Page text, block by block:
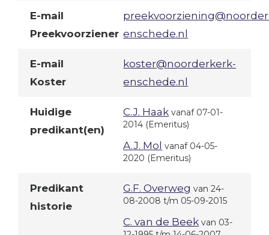
E-mail
Preekvoorziener enschede.nl
E-mail
Koster
koster@noorderkerk-
enschede.nl
Huidige
predikant(en)
C.J. Haak vanaf 07-01-
2014 (Emeritus)
A.J. Mol vanaf 04-05-
2020 (Emeritus)
Predikant
historie
G.F. Overweg van 24-
08-2008 t/m 05-09-2015
C. van de Beek van 03-